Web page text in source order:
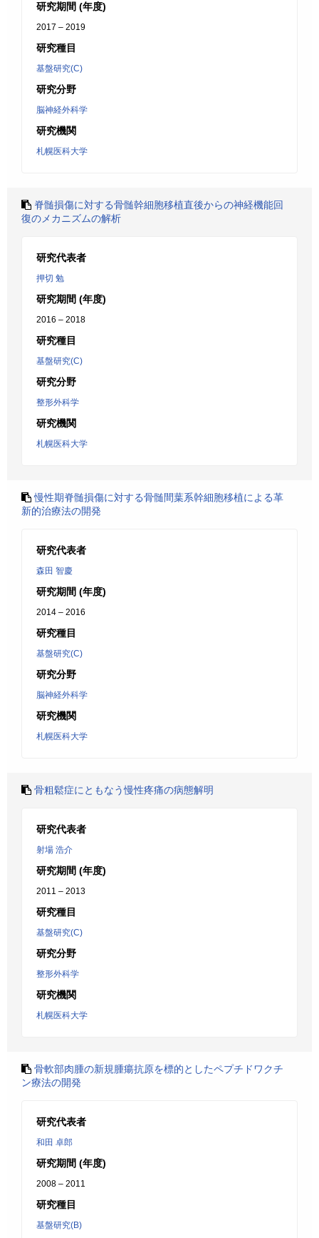
研究期間 (年度)
2017 – 2019
研究種目
基盤研究(C)
研究分野
脳神経外科学
研究機関
札幌医科大学
脊髄損傷に対する骨髄幹細胞移植直後からの神経機能回
復のメカニズムの解析
研究代表者
押切 勉
研究期間 (年度)
2016 – 2018
研究種目
基盤研究(C)
研究分野
整形外科学
研究機関
札幌医科大学
慢性期脊髄損傷に対する骨髄間葉系幹細胞移植による革
新的治療法の開発
研究代表者
森田 智慶
研究期間 (年度)
2014 – 2016
研究種目
基盤研究(C)
研究分野
脳神経外科学
研究機関
札幌医科大学
骨粗鬆症にともなう慢性疼痛の病態解明
研究代表者
射場 浩介
研究期間 (年度)
2011 – 2013
研究種目
基盤研究(C)
研究分野
整形外科学
研究機関
札幌医科大学
骨軟部肉腫の新規腫瘍抗原を標的としたペプチドワクチ
ン療法の開発
研究代表者
和田 卓郎
研究期間 (年度)
2008 – 2011
研究種目
基盤研究(B)